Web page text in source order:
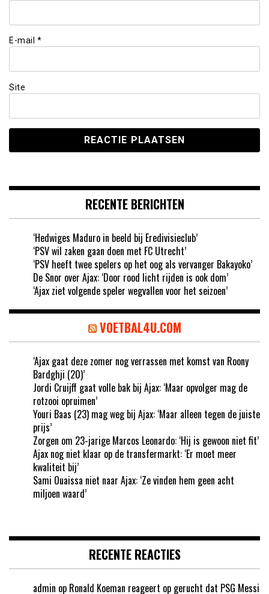
E-mail *
Site
RECENTE BERICHTEN
‘Hedwiges Maduro in beeld bij Eredivisieclub’
‘PSV wil zaken gaan doen met FC Utrecht’
‘PSV heeft twee spelers op het oog als vervanger Bakayoko’
De Snor over Ajax: ‘Door rood licht rijden is ook dom’
‘Ajax ziet volgende speler wegvallen voor het seizoen’
VOETBAL4U.COM
‘Ajax gaat deze zomer nog verrassen met komst van Roony
Bardghji (20)’
Jordi Cruijff gaat volle bak bij Ajax: ‘Maar opvolger mag de
rotzooi opruimen’
Youri Baas (23) mag weg bij Ajax: ‘Maar alleen tegen de juiste
prijs’
Zorgen om 23-jarige Marcos Leonardo: ‘Hij is gewoon niet fit’
Ajax nog niet klaar op de transfermarkt: ‘Er moet meer
kwaliteit bij’
Sami Ouaissa niet naar Ajax: ‘Ze vinden hem geen acht
miljoen waard’
RECENTE REACTIES
admin op Ronald Koeman reageert op gerucht dat PSG Messi